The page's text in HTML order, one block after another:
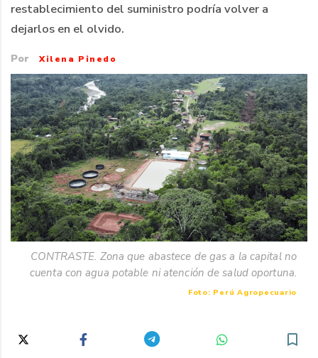
restablecimiento del suministro podría volver a
dejarlos en el olvido.
Por Xilena Pinedo
CONTRASTE. Zona que abastece de gas a la capital no
cuenta con agua potable ni atención de salud oportuna.
Foto: Perú Agropecuario